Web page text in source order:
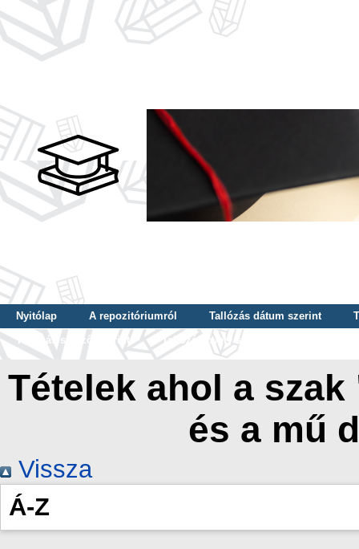
Nyitólap A repozitóriumról Tallózás dátum szerint
Tallózás szerző szerint
Tallózás nyelv szerint
Tételek ahol a
és a mű
Vissza
Á-Z